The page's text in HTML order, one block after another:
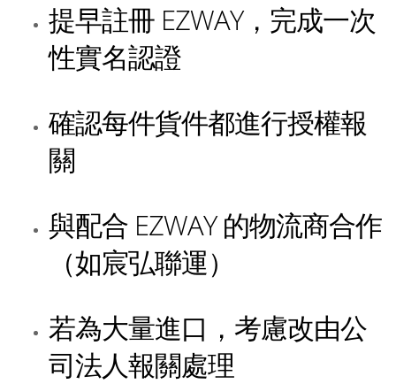
提早註冊 EZWAY，完成一次
性實名認證
確認每件貨件都進行授權報
關
與配合 EZWAY 的物流商合作
（如宸弘聯運）
若為大量進口，考慮改由公
司法人報關處理